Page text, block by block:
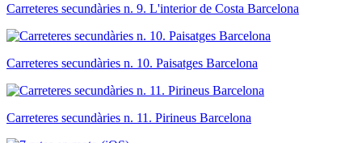
Carreteres secundàries n. 9. L'interior de Costa Barcelona
Carreteres secundàries n. 10. Paisatges Barcelona
Carreteres secundàries n. 11. Pirineus Barcelona